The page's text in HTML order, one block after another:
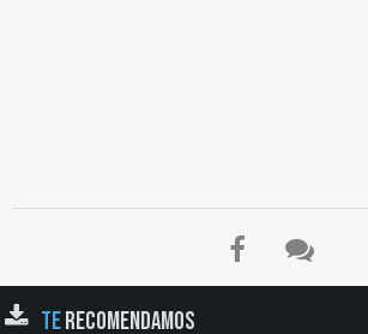
TERECOMENDAMOS